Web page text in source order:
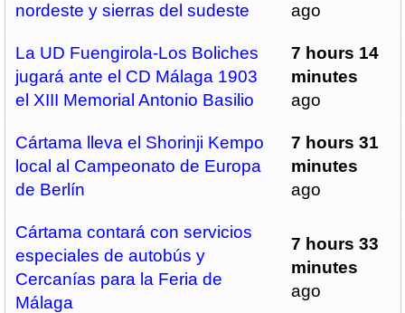
nordeste y sierras del sudeste
ago
La UD Fuengirola-Los Boliches
jugará ante el CD Málaga 1903
el XIII Memorial Antonio Basilio
7 hours 14
minutes
ago
Cártama lleva el Shorinji Kempo
local al Campeonato de Europa
de Berlín
7 hours 31
minutes
ago
Cártama contará con servicios
especiales de autobús y
Cercanías para la Feria de
Málaga
7 hours 33
minutes
ago